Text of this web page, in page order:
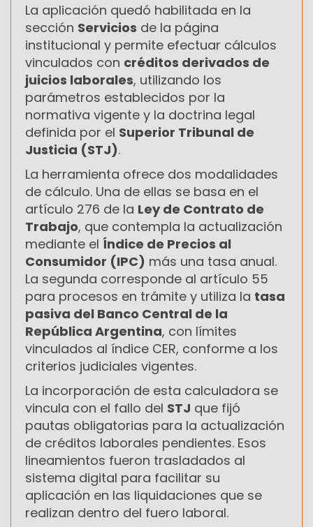
La aplicación quedó habilitada en la
sección Servicios de la página
institucional y permite efectuar cálculos
vinculados con créditos derivados de
juicios laborales, utilizando los
parámetros establecidos por la
normativa vigente y la doctrina legal
definida por el Superior Tribunal de
Justicia (STJ).
La herramienta ofrece dos modalidades
de cálculo. Una de ellas se basa en el
artículo 276 de la Ley de Contrato de
Trabajo, que contempla la actualización
mediante el Índice de Precios al
Consumidor (IPC) más una tasa anual.
La segunda corresponde al artículo 55
para procesos en trámite y utiliza la tasa
pasiva del Banco Central de la
República Argentina, con límites
vinculados al índice CER, conforme a los
criterios judiciales vigentes.
La incorporación de esta calculadora se
vincula con el fallo del STJ que fijó
pautas obligatorias para la actualización
de créditos laborales pendientes. Esos
lineamientos fueron trasladados al
sistema digital para facilitar su
aplicación en las liquidaciones que se
realizan dentro del fuero laboral.